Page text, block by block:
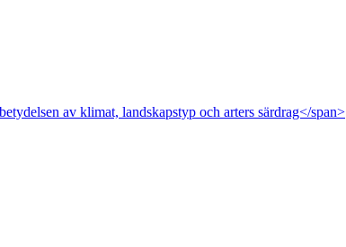
av klimat, landskapstyp och arters särdrag</span>